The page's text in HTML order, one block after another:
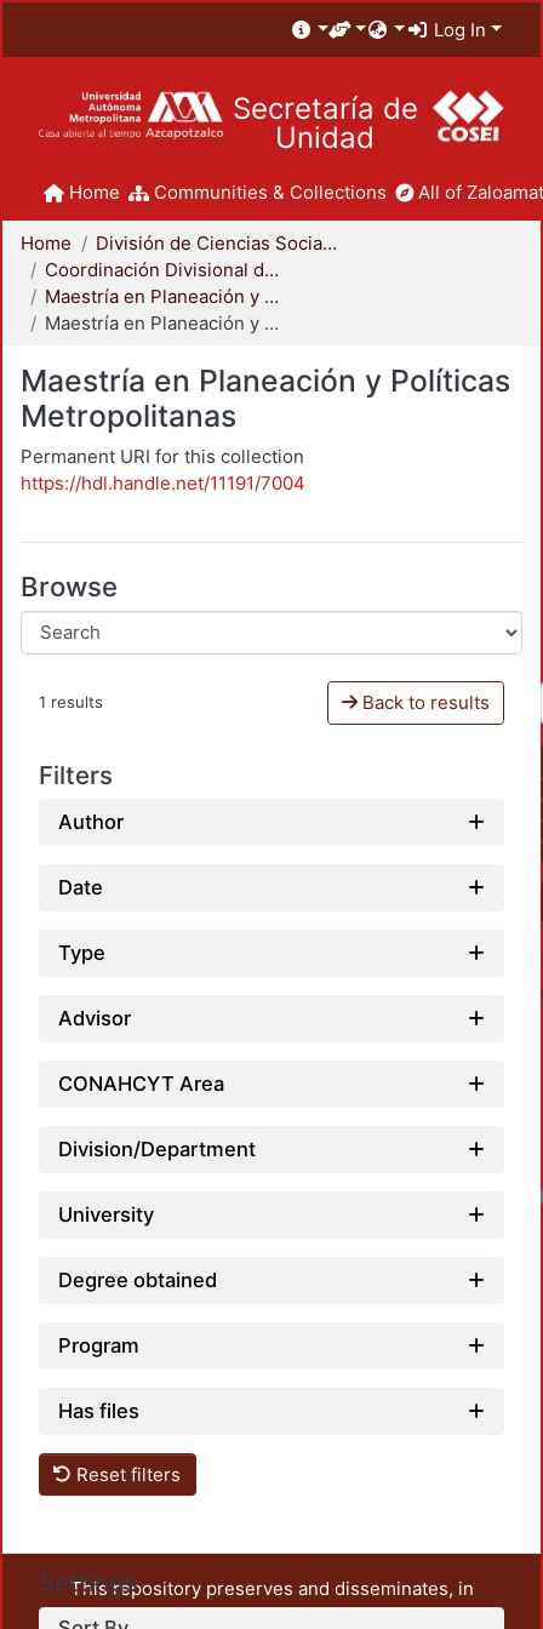
Log In
Secretaría de
Unidad
Home Communities & Collections All of
Home
División de Ciencias Sociales y Humanidades
Coordinación Divisional de Posgrado
Maestría en Planeación y Políticas Metropolitanas
Maestría en Planeación y Políticas Metropolitanas
Maestría en Planeación y Políticas
Metropolitanas
Permanent URI for this collection
https://hdl.handle.net/11191/7004
Browse
1 results Back to results
Filters
Author
Date
Type
Advisor
CONAHCYT Area
Division/Department
University
Degree obtained
Program
Has files
Reset filters
Settings
This repository preserves and disseminates, in
unrestricted open access, the teaching and research